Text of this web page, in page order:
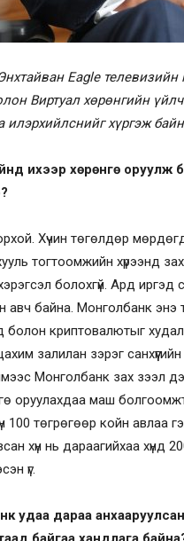
Eagle
Виртуал хөрөнгийн
илэрхийлснийг хүргэж
ихээр хөрөнгө оруулж
Хүчин төгөлдөр
тогтоомжийн хүрээнд
болохгүй. Ард иргэд
байна. Монголбанк энэ
болон криптовалютыг
залилан зэрэг
Монголбанк зах зээл
оруулахдаа маш
төгрөгөөр койн авлаа
хүн нь дараагийхаа хүнд
үг.
удаа дараа